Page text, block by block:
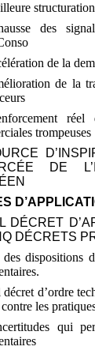
des
de la
de la
réel
trompeuses
DE
DÉCRET
DÉCRETS
des dispositions
d’ordre
les
qui